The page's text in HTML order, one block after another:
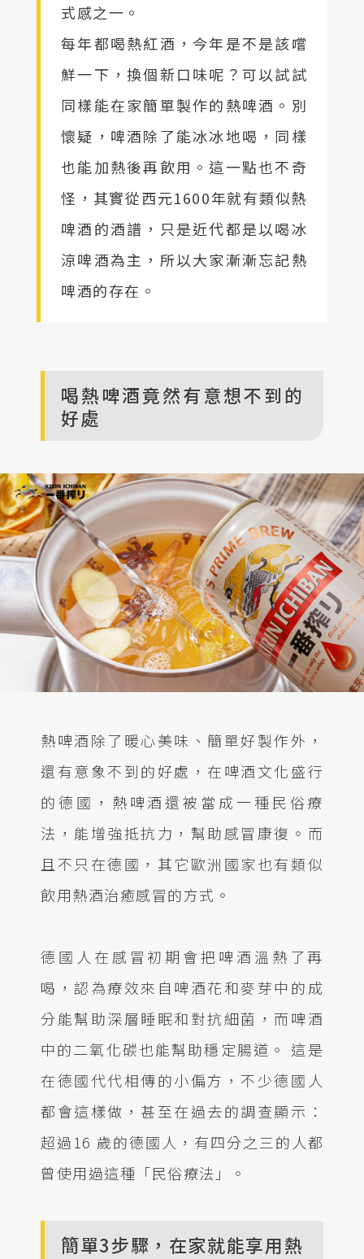
式感之一。
每年都喝熱紅酒，今年是不是該嚐
鮮一下，換個新口味呢？可以試試
同樣能在家簡單製作的熱啤酒。別
懷疑，啤酒除了能冰冰地喝，同樣
也能加熱後再飲用。這一點也不奇
怪，其實從西元1600年就有類似熱
啤酒的酒譜，只是近代都是以喝冰
涼啤酒為主，所以大家漸漸忘記熱
啤酒的存在。
喝熱啤酒竟然有意想不到的
好處
熱啤酒除了暖心美味、簡單好製作外，
還有意象不到的好處，在啤酒文化盛行
的德國，熱啤酒還被當成一種民俗療
法，能增強抵抗力，幫助感冒康復。而
且不只在德國，其它歐洲國家也有類似
飲用熱酒治癒感冒的方式。
德國人在感冒初期會把啤酒溫熱了再
喝，認為療效來自啤酒花和麥芽中的成
分能幫助深層睡眠和對抗細菌，而啤酒
中的二氧化碳也能幫助穩定腸道。 這是
在德國代代相傳的小偏方，不少德國人
都會這樣做，甚至在過去的調查顯示：
超過16 歲的德國人，有四分之三的人都
曾使用過這種「民俗療法」。
簡單3步驟，在家就能享用熱